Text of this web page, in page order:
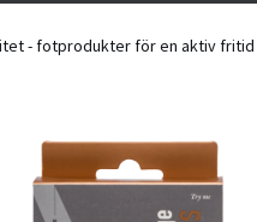
- fotprodukter för en aktiv fritid